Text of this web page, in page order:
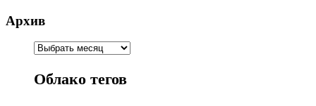
Архив
Облако тегов